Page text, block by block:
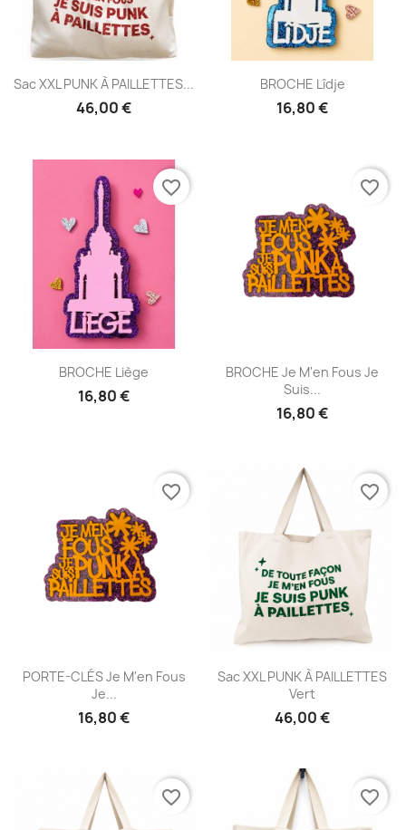
Sac XXL PUNK À PAILLETTES...
46,00 €
BROCHE Lîdje
16,80 €
BROCHE Liège
16,80 €
favorite_border
BROCHE Je M'en Fous Je
Suis...
16,80 €
favorite_border
PORTE-CLÉS Je M'en Fous
Je...
16,80 €
favorite_border
Sac XXL PUNK À PAILLETTES
Vert
46,00 €
favorite_border
favorite_border favorite_border